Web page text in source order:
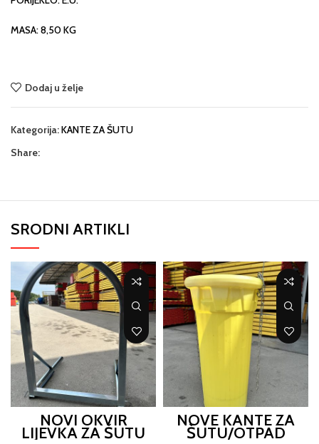
MASA: 8,50 KG
Dodaj u želje
Kategorija:KANTE ZA ŠUTU
Share:
SRODNI ARTIKLI
NOVI OKVIR
LIJEVKA ZA ŠUTU
NOVE KANTE ZA
ŠUTU/OTPAD